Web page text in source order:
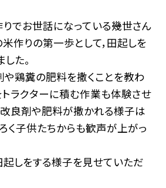
りでお世話になっている幾世さん
作りの第一歩として，田起しを
た。
や鶏糞の肥料を撒くことを教わ
トラクターに積む作業も体験させ
改良剤や肥料が撒かれる様子は
く子供たちからも歓声が上がっ
起しをする様子を見せていただ